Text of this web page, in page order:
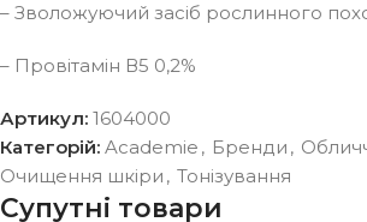
– Зволожуючий засіб рослинного
– Провітамін В5 0,2%
Артикул: 1604000
Категорій: Academie , Бренди ,
Очищення шкіри , Тонізування
Супутні товари